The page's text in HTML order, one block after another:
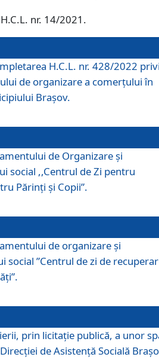
nr. 14/2021.
H.C.L. nr. 428/2022
de organizare a comerțului în
Braşov.
de Organizare și
social ,,Centrul de Zi pentru
Părinţi şi Copii”.
de organizare şi
social ”Centrul de zi de
prin licitație publică, a unor
de Asistență Socială